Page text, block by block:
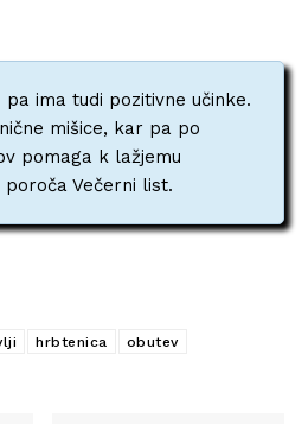
ima tudi pozitivne učinke.
mišice, kar pa po
pomaga k lažjemu
Večerni list.
hrbtenica
obutev